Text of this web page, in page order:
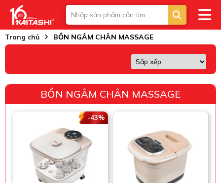
Trang chủ BỒN NGÂM CHÂN MASSAGE
BỒN NGÂM CHÂN MASSAGE
-43%